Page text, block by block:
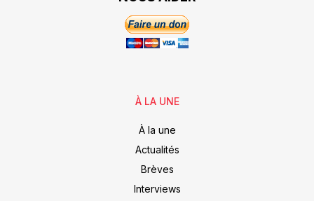
À LA UNE
À la une
Actualités
Brèves
Interviews